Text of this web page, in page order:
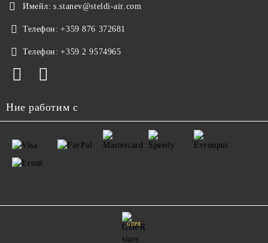
Имейл: s.stanev@steldi-air.com
Телефон: +359 876 372681
Телефон: +359 2 9574965
Ние работим с
GDPR